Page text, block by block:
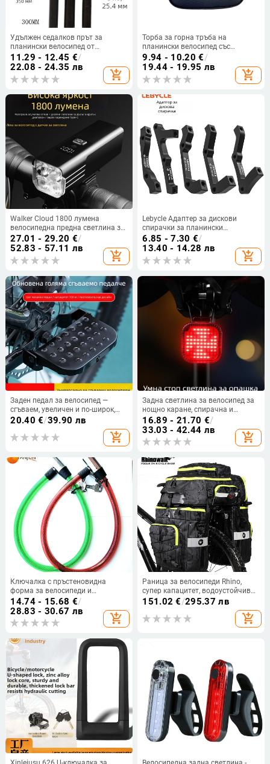
Удължен седалков прът за
планински велосипед от
алуминиева сплав, диаметри
25.4/27.2/28.6/30.4/30.8/31.6 мм
11.29 - 12.45 €/
22.08 - 24.35 лв
add_shopping_cart
Торба за горна тръба на
планински велосипед със
седалкова и предна гредова
торба, капацитет 2 л,
полиестрова
9.94 - 10.20 €/
19.44 - 19.95 лв
add_shopping_cart
Walker Cloud 1800 лумена
велосипедна предна светлина за
планински велосипед,
водоустойчива алуминиева
сплав
27.01 - 29.20 €/
52.83 - 57.11 лв
add_shopping_cart
Lebycle Адаптер за дискови
спирачки за планински
велосипед, преобразува 160
мм/180B до 203 мм
6.85 - 7.30 €/
13.40 - 14.28 лв
add_shopping_cart
Заден педал за велосипед —
сгъваем, увеличен и по-широк,
манганова стомана, универсален
за обикновена задна ос, марка
Senowoiry/Ji Rui
20.40 €/39.90 лв
add_shopping_cart
Задна светлина за велосипед за
нощно каране, спирачна и
предупредителна светлина за
пътни и планински велосипеди —
Spring Heart
16.89 - 21.70 €/
33.03 - 42.44 лв
add_shopping_cart
Ключалка с пръстеновидна
форма за велосипеди и
мотоциклети, стоманен кабел,
заключващ механизъм, аксесоар
2080
14.74 - 15.68 €/
28.83 - 30.67 лв
add_shopping_cart
Раница за велосипеди Rhino,
супер капацитет, водоустойчива
чанта за рафтове, езда на дълги
разстояния, три в едно, чанта
Camel Bag
151.02 €/295.37 лв
add_shopping_cart